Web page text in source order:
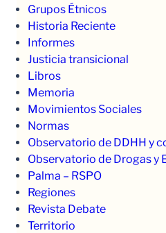
Grupos Étnicos
Historia Reciente
Informes
Justicia transicional
Libros
Memoria
Movimientos Sociales
Normas
Observatorio de DDHH y
Observatorio de Drogas y
Palma – RSPO
Regiones
Revista Debate
Territorio